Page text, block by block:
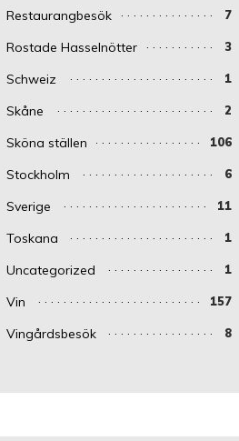
Restaurangbesök 7
Rostade Hasselnötter 3
Schweiz 1
Skåne 2
Sköna ställen 106
Stockholm 6
Sverige 11
Toskana 1
Uncategorized 1
Vin 157
Vingårdsbesök 8